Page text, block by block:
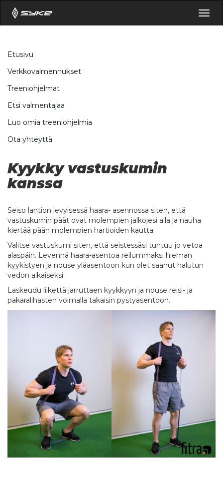
Etusivu
Verkkovalmennukset
Treeniohjelmat
Etsi valmentajaa
Luo omia treeniohjelmia
Ota yhteyttä
Kyykky vastuskumin
kanssa
Seiso lantion levyisessä haara- asennossa siten, että
vastuskumin päät ovat molempien jalkojesi alla ja nauha
kiertää pään molempien hartioiden kautta.
Valitse vastuskumi siten, että seistessäsi tuntuu jo vetoa
alaspäin. Levennä haara-asentoa reilummaksi hieman
kyykistyen ja nouse yläasentoon kun olet saanut halutun
vedon aikaiseksi.
Laskeudu liikettä jarruttaen kyykkyyn ja nouse reisi- ja
pakaralihasten voimalla takaisin pystyasentoon.